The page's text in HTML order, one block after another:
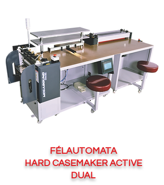
FÉLAUTOMATA
HARD CASEMAKER ACTIVE
DUAL